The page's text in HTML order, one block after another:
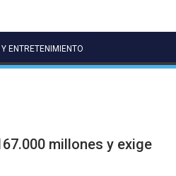
ENTRETENIMIENTO
millones y exige